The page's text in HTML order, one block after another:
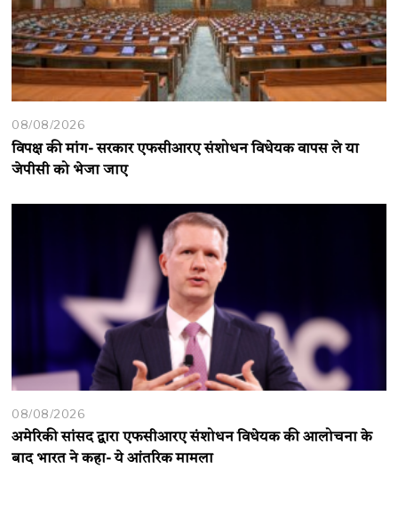
08/08/2026
विपक्ष की मांग- सरकार एफसीआरए संशोधन विधेयक वापस ले या
जेपीसी को भेजा जाए
08/08/2026
अमेरिकी सांसद द्वारा एफसीआरए संशोधन विधेयक की आलोचना के
बाद भारत ने कहा- ये आंतरिक मामला